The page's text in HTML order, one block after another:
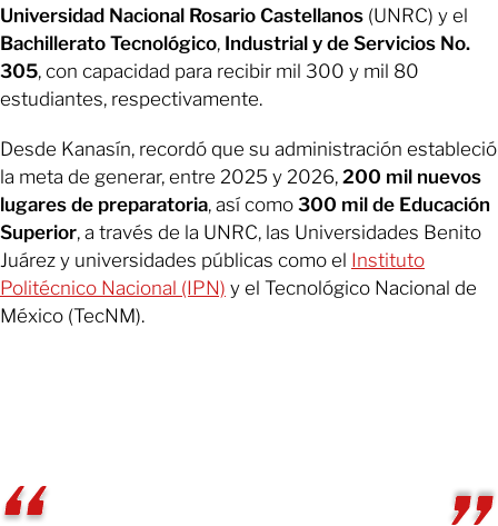
Universidad Nacional Rosario Castellanos (UNRC) y el
Bachillerato Tecnológico, Industrial y de Servicios No.
305, con capacidad para recibir mil 300 y mil 80
estudiantes, respectivamente.
Desde Kanasín, recordó que su administración estableció
la meta de generar, entre 2025 y 2026, 200 mil nuevos
lugares de preparatoria, así como 300 mil de Educación
Superior, a través de la UNRC, las Universidades Benito
Juárez y universidades públicas como el Instituto
Politécnico Nacional (IPN) y el Tecnológico Nacional de
México (TecNM).